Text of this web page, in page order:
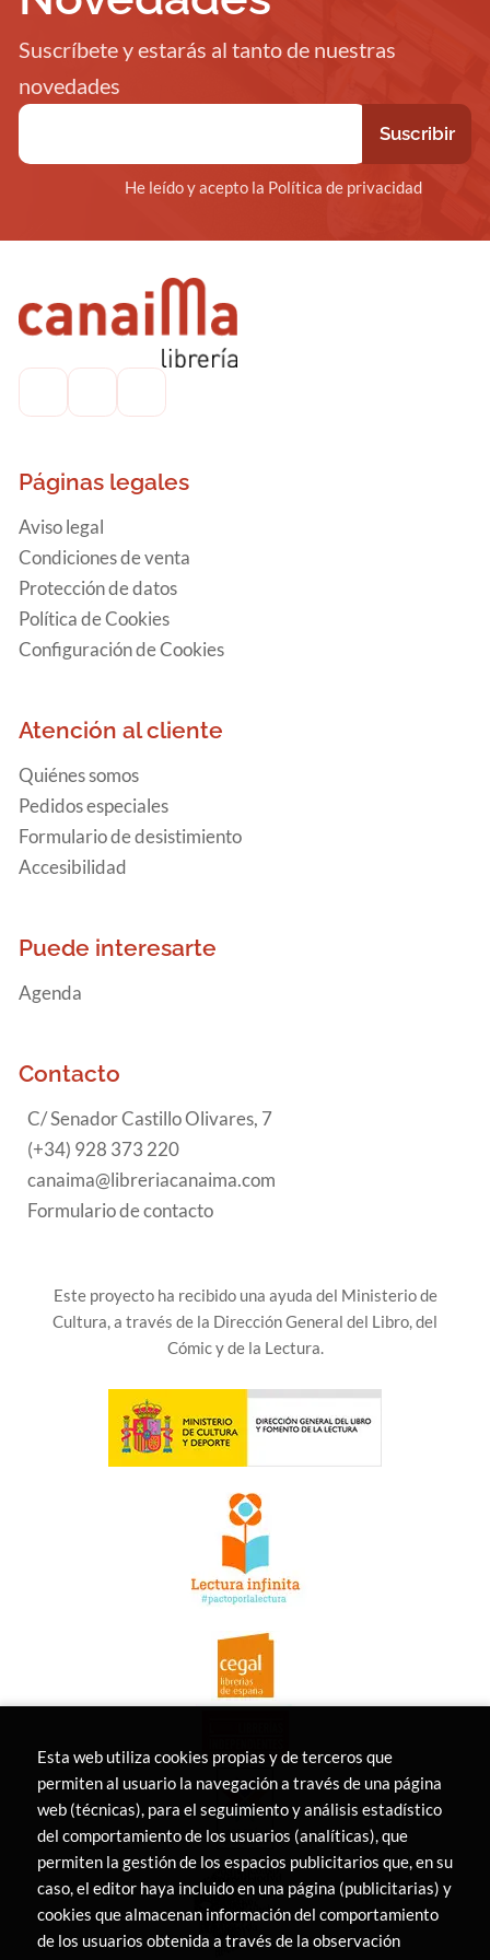
Suscríbete y estarás al tanto de nuestras
novedades
He leído y acepto la Política de privacidad
Páginas legales
Aviso legal
Condiciones de venta
Protección de datos
Política de Cookies
Configuración de Cookies
Atención al cliente
Quiénes somos
Pedidos especiales
Formulario de desistimiento
Accesibilidad
Puede interesarte
Agenda
Contacto
C/ Senador Castillo Olivares, 7
(+34) 928 373 220
canaima@libreriacanaima.com
Formulario de contacto
Este proyecto ha recibido una ayuda del Ministerio de
Cultura, a través de la Dirección General del Libro, del
Cómic y de la Lectura.
Esta web utiliza cookies propias y de terceros que
permiten al usuario la navegación a través de una página
web (técnicas), para el seguimiento y análisis estadístico
del comportamiento de los usuarios (analíticas), que
permiten la gestión de los espacios publicitarios que, en su
caso, el editor haya incluido en una página (publicitarias) y
cookies que almacenan información del comportamiento
de los usuarios obtenida a través de la observación